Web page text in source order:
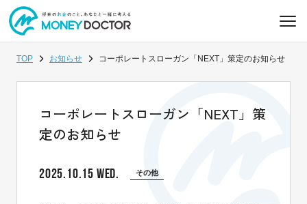
TOP お知らせ コーポレートスローガン「NEXT」策定のお知らせ
コーポレートスローガン「NEXT」策
定のお知らせ
2025.10.15 WED. その他